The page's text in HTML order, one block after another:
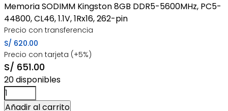
Memoria SODIMM Kingston 8GB DDR5-5600MHz, PC5-
44800, CL46, 1.1V, 1Rx16, 262-pin
Precio con transferencia
S/ 620.00
Precio con tarjeta (+5%)
S/ 651.00
20 disponibles
Memoria
SODIMM
Añadir al carrito